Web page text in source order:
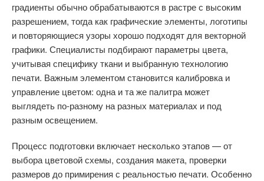
градиенты обычно обрабатываются в растре с высоким
разрешением, тогда как графические элементы, логотипы
и повторяющиеся узоры хорошо подходят для векторной
графики. Специалисты подбирают параметры цвета,
учитывая специфику ткани и выбранную технологию
печати. Важным элементом становится калибровка и
управление цветом: одна и та же палитра может
выглядеть по-разному на разных материалах и под
разным освещением.
Процесс подготовки включает несколько этапов — от
выбора цветовой схемы, создания макета, проверки
размеров до примирения с реальностью печати. Особенно